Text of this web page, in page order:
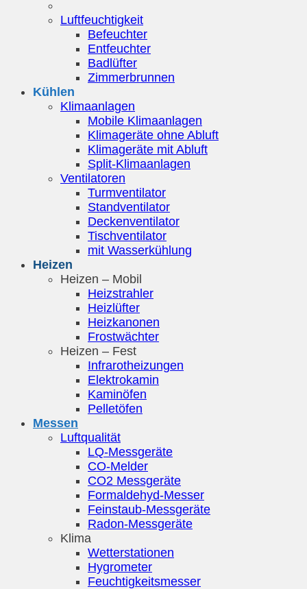
Luftfeuchtigkeit
Befeuchter
Entfeuchter
Badlüfter
Zimmerbrunnen
Kühlen
Klimaanlagen
Mobile Klimaanlagen
Klimageräte ohne Abluft
Klimageräte mit Abluft
Split-Klimaanlagen
Ventilatoren
Turmventilator
Standventilator
Deckenventilator
Tischventilator
mit Wasserkühlung
Heizen
Heizen – Mobil
Heizstrahler
Heizlüfter
Heizkanonen
Frostwächter
Heizen – Fest
Infrarotheizungen
Elektrokamin
Kaminöfen
Pelletöfen
Messen
Luftqualität
LQ-Messgeräte
CO-Melder
CO2 Messgeräte
Formaldehyd-Messer
Feinstaub-Messgeräte
Radon-Messgeräte
Klima
Wetterstationen
Hygrometer
Feuchtigkeitsmesser